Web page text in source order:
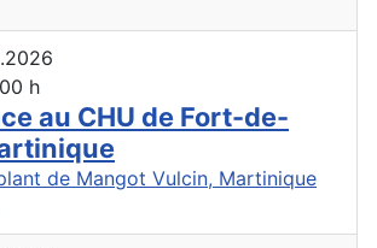
h
au CHU de Fort-de-
de Mangot Vulcin, Martinique